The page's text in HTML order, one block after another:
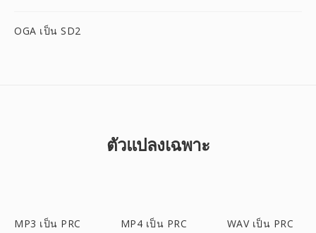
OGA เป็น SD2
ตัวแปลงเฉพาะ
MP3 เป็น PRC MP4 เป็น PRC WAV เป็น PRC